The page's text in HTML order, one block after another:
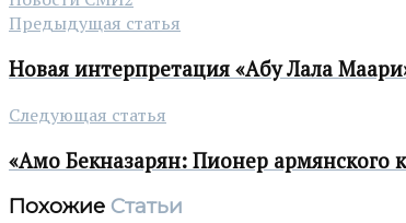
Предыдущая статья
Новая интерпретация «Абу Лала
Следующая статья
«Амо Бекназарян: Пионер армянского
Похожие Статьи